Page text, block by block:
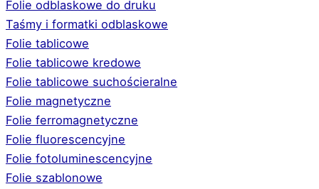
Folie odblaskowe do druku
Taśmy i formatki odblaskowe
Folie tablicowe
Folie tablicowe kredowe
Folie tablicowe suchościeralne
Folie magnetyczne
Folie ferromagnetyczne
Folie fluorescencyjne
Folie fotoluminescencyjne
Folie szablonowe